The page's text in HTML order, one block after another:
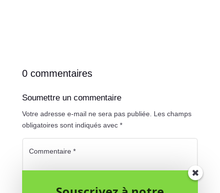
0 commentaires
Soumettre un commentaire
Votre adresse e-mail ne sera pas publiée. Les champs
obligatoires sont indiqués avec *